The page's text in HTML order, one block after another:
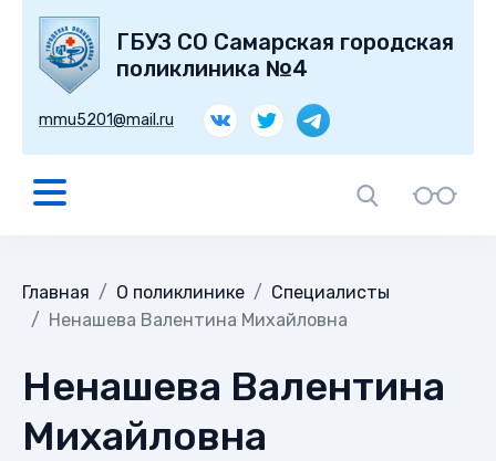
ГБУЗ СО Самарская городская
поликлиника №4
mmu5201@mail.ru
Главная О поликлинике
Специалисты
Ненашева Валентина Михайловна
Ненашева Валентина
Михайловна